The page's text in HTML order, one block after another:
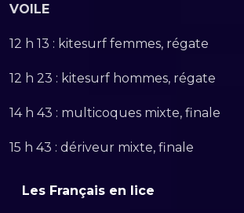
VOILE
12 h 13 : kitesurf femmes, régate
12 h 23 : kitesurf hommes, régate
14 h 43 : multicoques mixte, finale
15 h 43 : dériveur mixte, finale
Les Français en lice